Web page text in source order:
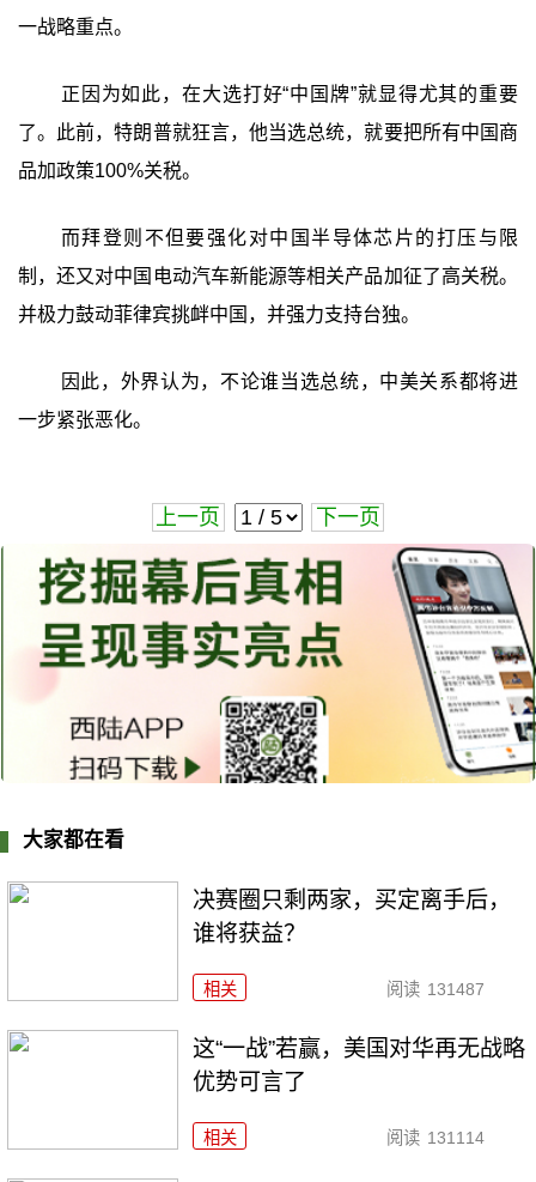
一战略重点。
正因为如此，在大选打好“中国牌”就显得尤其的重要
了。此前，特朗普就狂言，他当选总统，就要把所有中国商
品加政策100%关税。
而拜登则不但要强化对中国半导体芯片的打压与限
制，还又对中国电动汽车新能源等相关产品加征了高关税。
并极力鼓动菲律宾挑衅中国，并强力支持台独。
因此，外界认为，不论谁当选总统，中美关系都将进
一步紧张恶化。
上一页 下一页
大家都在看
决赛圈只剩两家，买定离手后，
谁将获益？
相关 阅读 131487
这“一战”若赢，美国对华再无战略
优势可言了
相关 阅读 131114